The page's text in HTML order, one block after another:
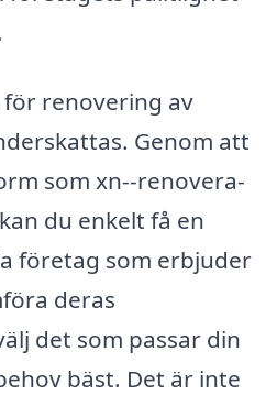
renovering av
Genom att
som xn--renovera-
du enkelt få en
företag som erbjuder
deras
det som passar din
bäst. Det är inte